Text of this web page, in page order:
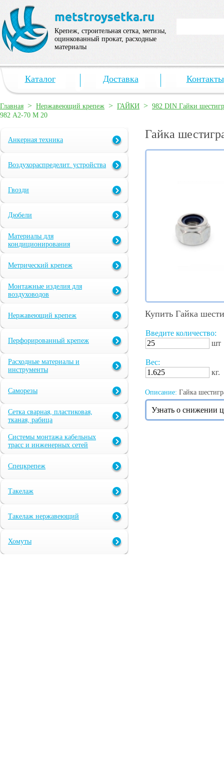
Крепеж, строительная сетка, метизы,
оцинкованный прокат, расходные
материалы
Каталог Доставка Контакты
Главная > Нержавеющий крепеж > ГАЙКИ > 982 DIN Гайки
982 А2-70 M 20
Анкерная техника
Воздухораспределит. устройства
Гвозди
Дюбели
Материалы для
кондиционирования
Метрический крепеж
Монтажные изделия для
воздуховодов
Нержавеющий крепеж
Перфорированный крепеж
Расходные материалы и
инструменты
Саморезы
Сетка сварная, пластиковая,
тканая, рабица
Системы монтажа кабельных
трасс и инженерных сетей
Спецкрепеж
Такелаж
Такелаж нержавеющий
Хомуты
Гайка
Купить Гайка
Введите количество:
шт
Вес:
кг.
Описание: Гайка
Узнать о снижении